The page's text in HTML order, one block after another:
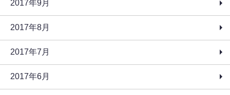
2017年9月
2017年8月
2017年7月
2017年6月